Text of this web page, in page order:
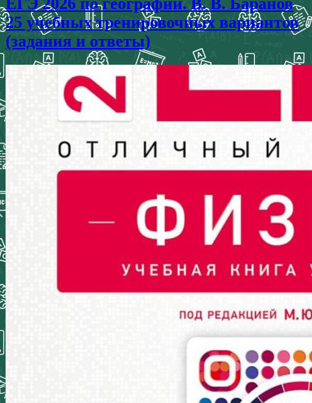
25 учебных тренировочных вариантов
(задания и ответы)